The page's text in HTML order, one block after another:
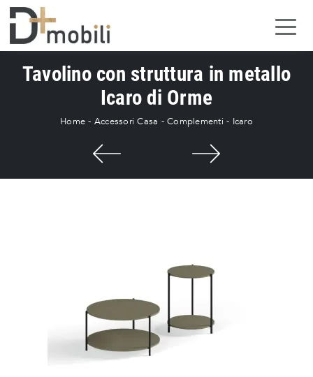
Tavolino con struttura in metallo
Icaro di Orme
Home - Accessori Casa -Complementi - Icaro